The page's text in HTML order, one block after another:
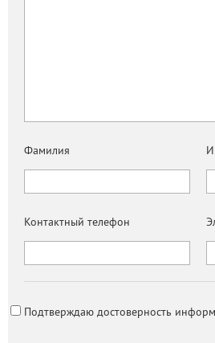
Фамилия
Контактный телефон
Подтверждаю достоверность